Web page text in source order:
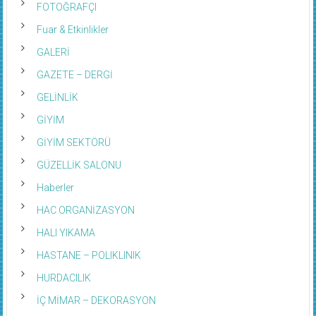
FOTOĞRAFÇI
Fuar & Etkinlikler
GALERİ
GAZETE – DERGİ
GELİNLİK
GİYİM
GİYİM SEKTÖRÜ
GÜZELLİK SALONU
Haberler
HAC ORGANİZASYON
HALI YIKAMA
HASTANE – POLIKLINIK
HURDACILIK
İÇ MİMAR – DEKORASYON